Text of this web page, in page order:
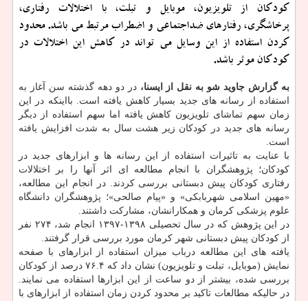
كودكان از تلویزیون، موبایل و تبلت، با اختلالات رفتاری،
پرخاشگری، رفتارهای ضداجتماعی و اضطراب مرتبط می باشد. محدود
كردن استفاده از این وسایل می تواند در كاهش این اختلالات در
كودكان موثر باشد.
به گزارش جاوید شو به نقل از ایسنا،در دو دهه گذشته سن آغاز به
استفاده از رسانه های جدید بسیار کاهش یافته است. بااینکه در این
زمان سهم تماشای تلویزیون کاهش یافته اما سهم استفاده از دیگر
رسانه های جدید در کودکان زیر هشت سال به شدت افزایش یافته
است.
با عنایت به تاثیرات استفاده از این رسانه ها و ابزارهای جدید در
کودکان؛ پژوهشگران با انجام مطالعه ای اثر آنها را بر اختلالات
رفتاری کودکان پیش دبستانی بررسی کردند. در انجام این مطالعه،
«مهین اسلامی شهربابکی» و «پیام صالحی»؛ پژوهشگران دانشگاه
علوم پزشکی کرمان و همکارانشان، مشارکت داشتند.
در این پژوهش که در سال تحصیلی ۱۳۹۸-۱۳۹۷ انجام شد، ۲۷۴ نفر
از کودکان پیش دبستانی شهر کرمان مورد بررسی قرار گرفتند.
یافته های این مطالعه درباب میزان استفاده از ابزارهای با صفحه
نمایش (موبایل، تبلت و تلویزیون) نشان داد که ۷۶.۴ درصد از کودکان
بررسی شده، بیشتر از دو ساعت از این ابزارها استفاده می نمایند.
در حالیکه مطالعات تاکید بر محدود کردن زمان استفاده از ابزارهای با